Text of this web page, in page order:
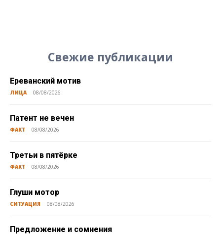
Свежие публикации
Ереванский мотив
ЛИЦА 08/08/2026
Патент не вечен
ФАКТ 08/08/2026
Третьи в пятёрке
ФАКТ 08/08/2026
Глуши мотор
СИТУАЦИЯ 08/08/2026
Предложение и сомнения